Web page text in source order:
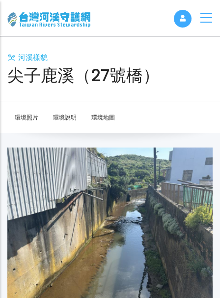
河溪樣貌
尖子鹿溪（27號橋）
環境照片 環境說明 環境地圖